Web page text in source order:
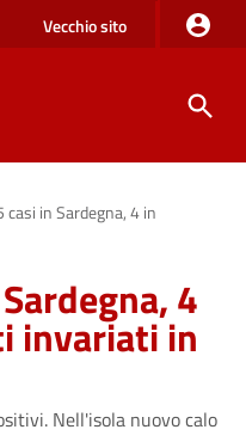
Vecchio sito
casi in Sardegna, 4 in
4
invariati in
Nell'isola nuovo calo